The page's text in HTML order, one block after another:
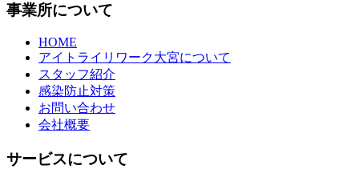
事業所について
HOME
アイトライリワーク大宮について
スタッフ紹介
感染防止対策
お問い合わせ
会社概要
サービスについて